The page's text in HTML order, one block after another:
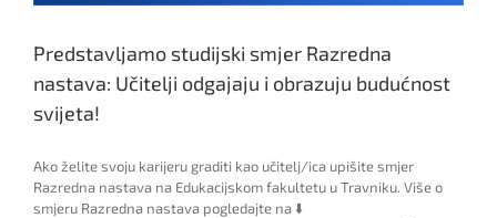
Predstavljamo studijski smjer Razredna
nastava: Učitelji odgajaju i obrazuju budućnost
svijeta!
Ako želite svoju karijeru graditi kao učitelj/ica upišite smjer
Razredna nastava na Edukacijskom fakultetu u Travniku. Više o
smjeru Razredna nastava pogledajte na ⬇️